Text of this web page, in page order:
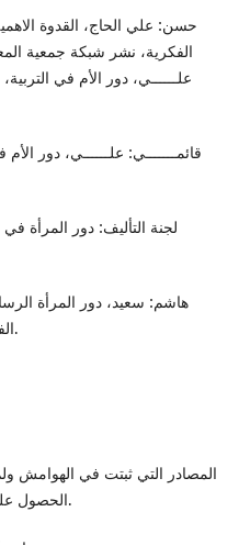
الفجر، لندن، بريطانيا، 1417 ه- 1996 م.
المصادر التي ثبتت في الهوامش
الحصول عليها من الصفحات والمواقع الالكترونية.